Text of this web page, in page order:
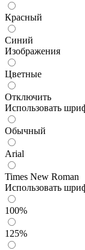
Красный
Синий
Изображения
Цветные
Отключить
Использовать
Обычный
Arial
Times New Roman
Использовать
100%
125%